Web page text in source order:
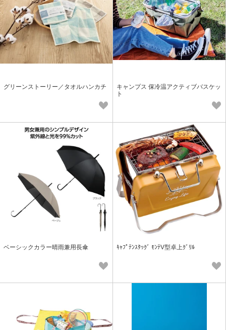
グリーンストーリー／タオルハンカチ
キャンプス 保冷温アクティブバスケッ
ト
ベーシックカラー晴雨兼用長傘 ｷｬﾌﾟﾃﾝｽﾀｯｸﾞ ﾓﾝﾃV型卓上ｸﾞﾘﾙ